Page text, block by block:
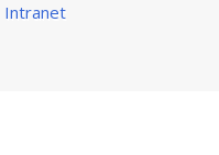
Intranet